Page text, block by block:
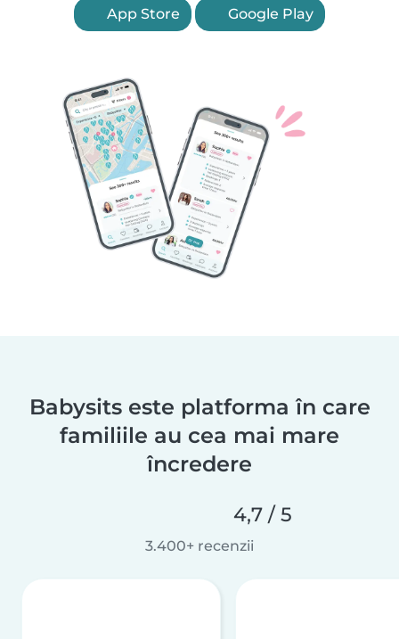
App Store Google Play
Babysits este platforma în care
familiile au cea mai mare
încredere
4,7 / 5
3.400+ recenzii